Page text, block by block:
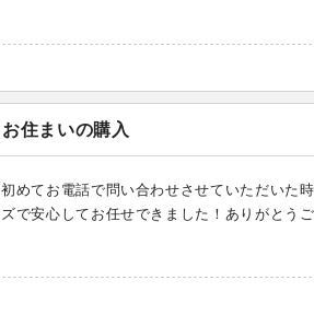
お住まいの購入
初めてお電話で問い合わせさせていただいた
ズで安心してお任せできました！ありがとうご